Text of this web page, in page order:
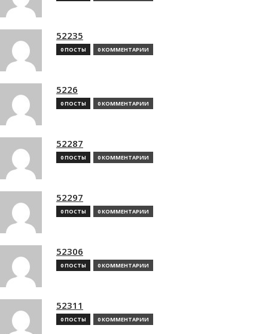
52235
0 ПОСТЫ 0 КОММЕНТАРИИ
5226
0 ПОСТЫ 0 КОММЕНТАРИИ
52287
0 ПОСТЫ 0 КОММЕНТАРИИ
52297
0 ПОСТЫ 0 КОММЕНТАРИИ
52306
0 ПОСТЫ 0 КОММЕНТАРИИ
52311
0 ПОСТЫ 0 КОММЕНТАРИИ